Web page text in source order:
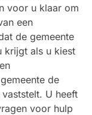
voor u klaar om
een
de gemeente
krijgt als u kiest
de
U heeft
voor hulp